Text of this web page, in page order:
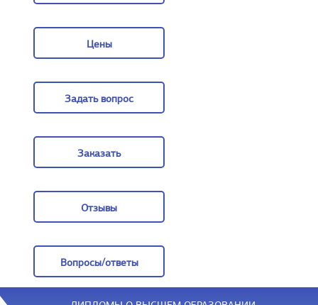
Цены
Задать вопрос
Заказать
Отзывы
Вопросы/ответы
Вопросы/ответы